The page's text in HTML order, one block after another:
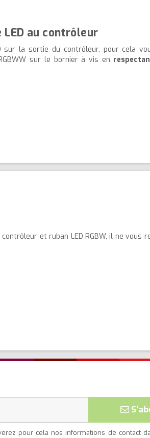
LED au contrôleur
sur la sortie du contrôleur, pour cela
sur le bornier à vis en
et ruban LED RGBW, il ne vous
pour cela nos informations de contact